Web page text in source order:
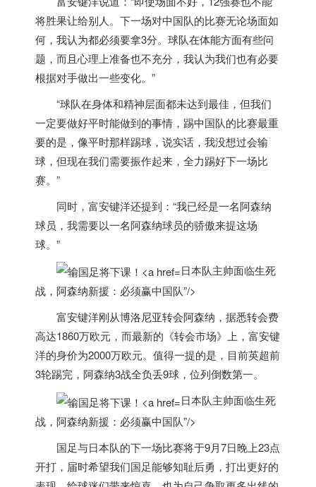
将胜果让给别人。下一场对中国队的比赛无论场面如
何，我认为都必须要拿3分。球队在体能方面有些问
题，而且心理上准备也不充分，我认为我们也有必要
根据对手做出一些变化。”
“球队在身体和精神层面都未达到最佳，但我们
一定要做好平时能做到的事情，踢中国队的比赛最重
要的是，像平时那样踢球，说实话，我没想过会输
球，但现在我们需要振作起来，全力踢好下一场比
赛。”
同时，富安键洋还提到：“我已经是一名阿森纳
球员，我需要以一名阿森纳球员的骄傲来提这场
球。”
日本队主帅面临生死
战，阿森纳新援：必须赢中国队”/>
富安键洋刚从博洛尼亚转会阿森纳，据悉转会费
高达1860万欧元，而最新的《转会市场》上，富安键
洋的身价为2000万欧元。值得一提的是，目前英超前
3轮踢完，阿森纳3战全负丢9球，位列倒数第一。
日本队主帅面临生死
战，阿森纳新援：必须赢中国队”/>
国足与日本队的下一场比赛将于9月7日晚上23点
开打，届时希望我们国足能够知耻后勇，打出更好的